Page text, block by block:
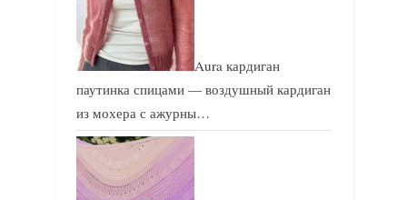
Aura кардиган
паутинка спицами — воздушный кардиган
из мохера с ажурны…